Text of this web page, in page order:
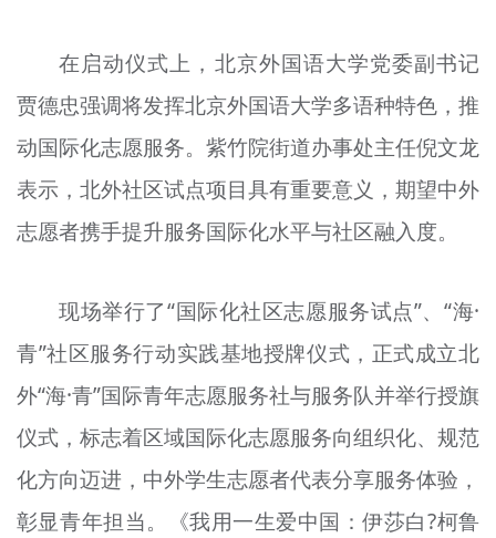
在启动仪式上，北京外国语大学党委副书记
贾德忠强调将发挥北京外国语大学多语种特色，推
动国际化志愿服务。紫竹院街道办事处主任倪文龙
表示，北外社区试点项目具有重要意义，期望中外
志愿者携手提升服务国际化水平与社区融入度。
现场举行了“国际化社区志愿服务试点”、“海·
青”社区服务行动实践基地授牌仪式，正式成立北
外“海·青”国际青年志愿服务社与服务队并举行授旗
仪式，标志着区域国际化志愿服务向组织化、规范
化方向迈进，中外学生志愿者代表分享服务体验，
彰显青年担当。《我用一生爱中国：伊莎白?柯鲁